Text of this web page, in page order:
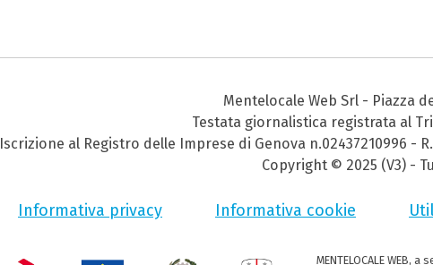
Mentelocale Web Srl - Piazza
Testata giornalistica registrata al
Iscrizione al Registro delle Imprese di Genova n.02437210996 -
Copyright © 2025 (V3) -
Informativa privacy Informativa cookie
MENTELOCALE